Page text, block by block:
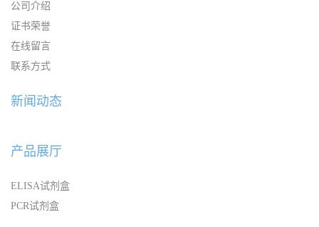
公司介绍
证书荣誉
在线留言
联系方式
新闻动态
产品展厅
ELISA试剂盒
PCR试剂盒